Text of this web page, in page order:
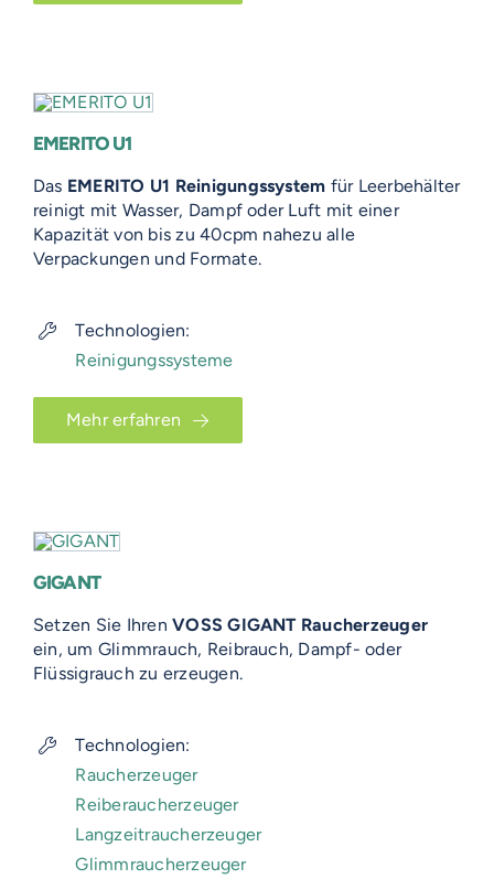
EMERITO U1
Das EMERITO U1 Reinigungssystem für Leerbehälter
reinigt mit Wasser, Dampf oder Luft mit einer
Kapazität von bis zu 40cpm nahezu alle
Verpackungen und Formate.
Technologien:
Reinigungssysteme
Mehr erfahren
GIGANT
Setzen Sie IhrenVOSS GIGANT Raucherzeuger
ein, um Glimmrauch, Reibrauch, Dampf- oder
Flüssigrauch zu erzeugen.
Technologien:
Raucherzeuger
Reiberaucherzeuger
Langzeitraucherzeuger
Glimmraucherzeuger